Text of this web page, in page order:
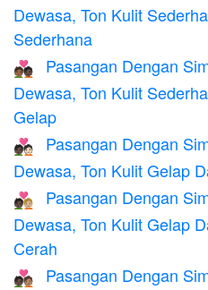
Dewasa, Ton Kulit
Sederhana
🧑🏾‍❤️‍🧑🏿
Pasangan Dengan
Dewasa, Ton Kulit
Gelap
🧑🏿‍❤️‍🧑🏻
Pasangan Dengan
Dewasa, Ton Kulit Gelap
🧑🏿‍❤️‍🧑🏼
Pasangan Dengan
Dewasa, Ton Kulit Gelap
Cerah
🧑🏿‍❤️‍🧑🏽
Pasangan Dengan